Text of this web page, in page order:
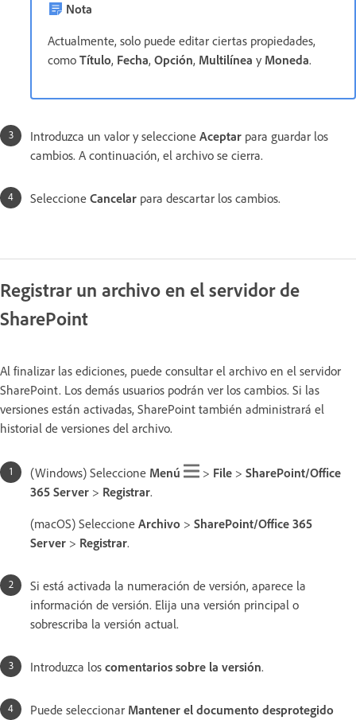
Nota
Actualmente, solo puede editar ciertas propiedades,
como Título, Fecha, Opción, Multilínea y Moneda.
Introduzca un valor y seleccione Aceptar para guardar los
cambios. A continuación, el archivo se cierra.
Seleccione Cancelar para descartar los cambios.
Registrar un archivo en el servidor de
SharePoint
Al finalizar las ediciones, puede consultar el archivo en el servidor
SharePoint. Los demás usuarios podrán ver los cambios. Si las
versiones están activadas, SharePoint también administrará el
historial de versiones del archivo.
(Windows) Seleccione Menú > File > SharePoint/Office
365 Server > Registrar.
(macOS) Seleccione Archivo > SharePoint/Office 365
Server > Registrar.
Si está activada la numeración de versión, aparece la
información de versión. Elija una versión principal o
sobrescriba la versión actual.
Introduzca los comentarios sobre la versión.
Puede seleccionar Mantener el documento desprotegido